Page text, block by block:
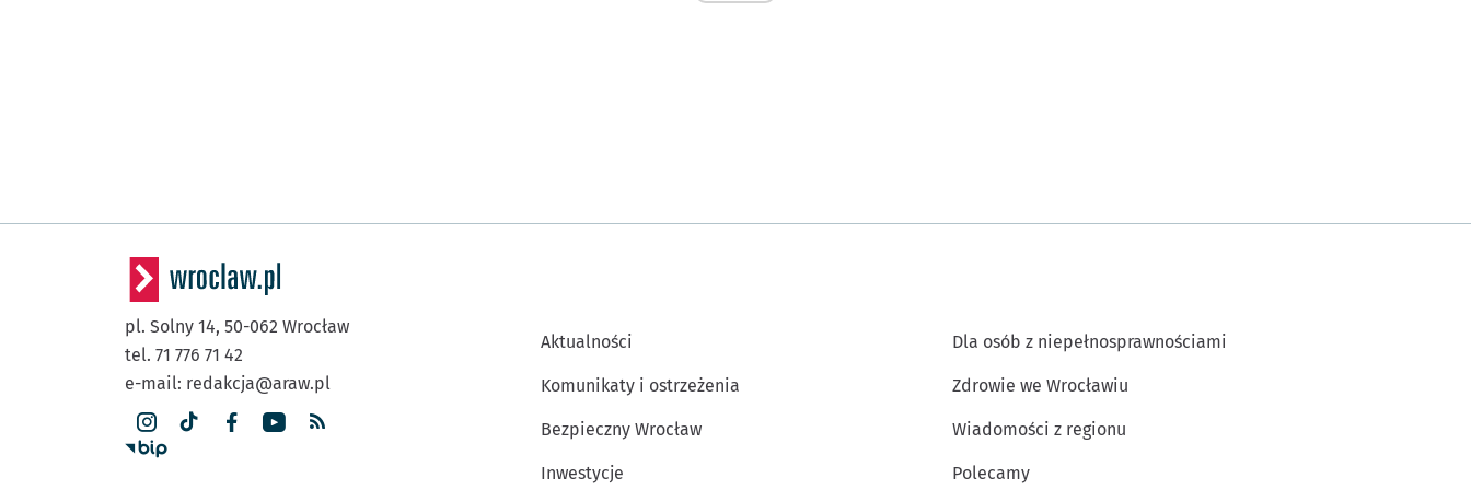
pl. Solny 14, 50-062 Wrocław
tel. 71 776 71 42
e-mail: redakcja@araw.pl
Aktualności
Komunikaty i ostrzeżenia
Bezpieczny Wrocław
Inwestycje
Dla osób z niepełnosprawnościami
Zdrowie we Wrocławiu
Wiadomości z regionu
Polecamy